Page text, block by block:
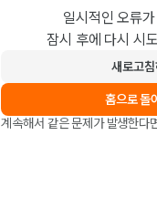
일시적인 오류
잠시 후에 다시 시
새로고
홈으로 돌
계속해서 같은 문제가 발생한다